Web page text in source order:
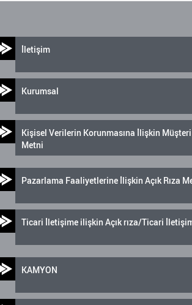
İletişim
Kurumsal
Kişisel Verilerin Korunmasına İlişkin
Metni
Pazarlama Faaliyetlerine İlişkin Açık Rıza
Ticari İletişime ilişkin Açık rıza/Ticari
KAMYON